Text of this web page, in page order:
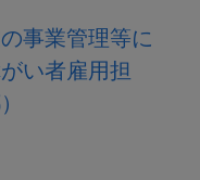
事業管理等に
い者雇用担